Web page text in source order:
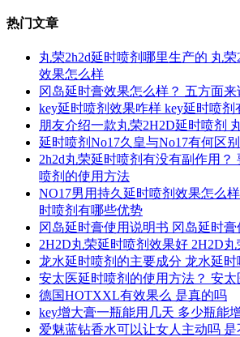
热门文章
丸荣2h2d延时喷剂哪里生产的 丸
效果怎么样
冈岛延时膏效果怎么样？ 五方面
key延时喷剂效果咋样 key延时喷剂
朋友介绍一款丸荣2H2D延时喷剂
延时喷剂No17久皇与No17有何区别
2h2d丸荣延时喷剂有没有副作用？
喷剂的使用方法
NO17男用持久延时喷剂效果怎么
时喷剂有哪些优势
冈岛延时膏使用说明书 冈岛延时
2H2D丸荣延时喷剂效果好 2H2D
龙水延时喷剂的主要成分 龙水延时
安太医延时喷剂的使用方法？ 安
德国HOTXXL有效果么 是真的吗
key增大膏一瓶能用几天 多少瓶能
爱魅蓝钻香水可以让女人主动吗